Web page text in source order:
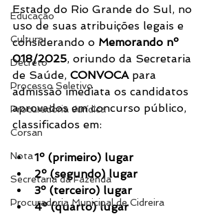
Educação
Cultura
Decreto
Processo Seletivo
Procuradoria Jurídica
Corsan
Nota
Secretaria da Fazenda
Procuradoria Municipal de Cidreira
Estado do Rio Grande do Sul, no
uso de suas atribuições legais e
considerando o Memorando nº
018/2025, oriundo da Secretaria
de Saúde, CONVOCA para
admissão imediata os candidatos
aprovados em concurso público,
classificados em:
1º (primeiro) lugar
2º (segundo) lugar
3º (terceiro) lugar
4º (quarto) lugar